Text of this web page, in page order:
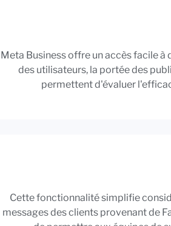
Meta Business offre un accès facile
des utilisateurs, la portée des
permettent d'évaluer
Cette fonctionnalité simplifie
messages des clients provenant de